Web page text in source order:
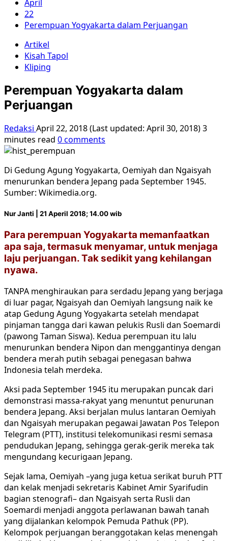
April
22
Perempuan Yogyakarta dalam Perjuangan
Artikel
Kisah Tapol
Kliping
Perempuan Yogyakarta dalam
Perjuangan
Redaksi April 22, 2018 (Last updated: April 30, 2018)3
minutes read 0 comments
Di Gedung Agung Yogyakarta, Oemiyah dan Ngaisyah
menurunkan bendera Jepang pada September 1945.
Sumber: Wikimedia.org.
Nur Janti | 21 Aperil 2018; 14.00 wib
Para perempuan Yogyakarta memanfaatkan
apa saja, termasuk menyamar, untuk menjaga
laju perjuangan. Tak sedikit yang kehilangan
nyawa.
TANPA menghiraukan para serdadu Jepang yang berjaga
di luar pagar, Ngaisyah dan Oemiyah langsung naik ke
atap Gedung Agung Yogyakarta setelah mendapat
pinjaman tangga dari kawan pelukis Rusli dan Soemardi
(pawong Taman Siswa). Kedua perempuan itu lalu
menurunkan bendera Nipon dan menggantinya dengan
bendera merah putih sebagai penegasan bahwa
Indonesia telah merdeka.
Aksi pada September 1945 itu merupakan puncak dari
demonstrasi massa-rakyat yang menuntut penurunan
bendera Jepang. Aksi berjalan mulus lantaran Oemiyah
dan Ngaisyah merupakan pegawai Jawatan Pos Telepon
Telegram (PTT), institusi telekomunikasi resmi semasa
pendudukan Jepang, sehingga gerak-gerik mereka tak
mengundang kecurigaan Jepang.
Sejak lama, Oemiyah –yang juga ketua serikat buruh PTT
dan kelak menjadi sekretaris Kabinet Amir Syarifudin
bagian stenografi– dan Ngaisyah serta Rusli dan
Soemardi menjadi anggota perlawanan bawah tanah
yang dijalankan kelompok Pemuda Pathuk (PP).
Kelompok perjuangan beranggotakan kelas menengah